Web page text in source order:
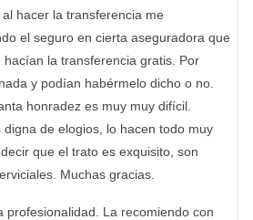
hacer la transferencia me
el seguro en cierta aseguradora que
la transferencia gratis. Por
y podían habérmelo dicho o no.
honradez es muy muy difícil.
de elogios, lo hacen todo muy
que el trato es exquisito, son
Muchas gracias.
profesionalidad. La recomiendo con